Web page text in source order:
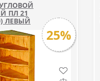
ПЛ 21
ЛЕВЫЙ
25%